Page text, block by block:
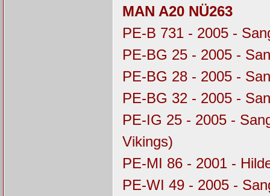
MAN A20 NÜ263
PE-B 731 - 2005 -
PE-BG 25 - 2005 -
PE-BG 28 - 2005 -
PE-BG 32 - 2005 -
PE-IG 25 - 2005 -
Vikings)
PE-MI 86 - 2001 -
PE-WI 49 - 2005 -